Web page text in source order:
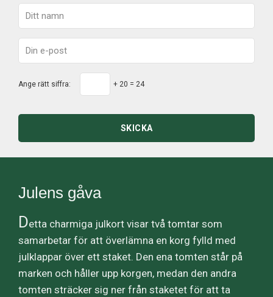
Ange rätt siffra: + 20 = 24
SKICKA
Julens gåva
Detta charmiga julkort visar två tomtar som
samarbetar för att överlämna en korg fylld med
julklappar över ett staket. Den ena tomten står på
marken och håller upp korgen, medan den andra
tomten sträcker sig ner från staketet för att ta